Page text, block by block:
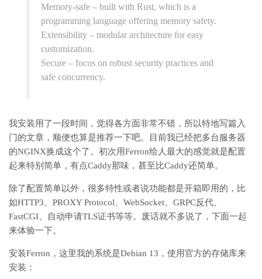
Memory-safe – built with Rust, which is a
programming language offering memory safety.
Extensibility – modular architecture for easy
customization.
Secure – focus on robust security practices and
safe concurrency.
我安装用了一段时间，觉得各方面非常不错，所以特地写篇入
门的文章，顺便也算是推荐一下吧。目前我已经把多台服务器
的NGINX换成这个了。初次用Ferron给人最大的感觉就是配置
起来特别简单，有点Caddy那味，甚至比Caddy还简单。
除了配置简单以外，很多特性或者说功能都是开箱即用的，比
如HTTP3、PROXY Protocol、WebSocket、GRPC反代、
FastCGI、自动申请TLS证书等等。废话就不多说了，下面一起
来体验一下。
安装Ferron，这里我的系统是Debian 13，使用官方的存储库来
安装：